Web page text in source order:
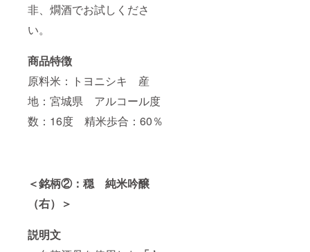
非、燗酒でお試しくださ
い。
商品特徴
原料米：トヨニシキ 産
地：宮城県 アルコール度
数：16度 精米歩合：60％
＜銘柄②：穏 純米吟醸
（右）＞
説明文